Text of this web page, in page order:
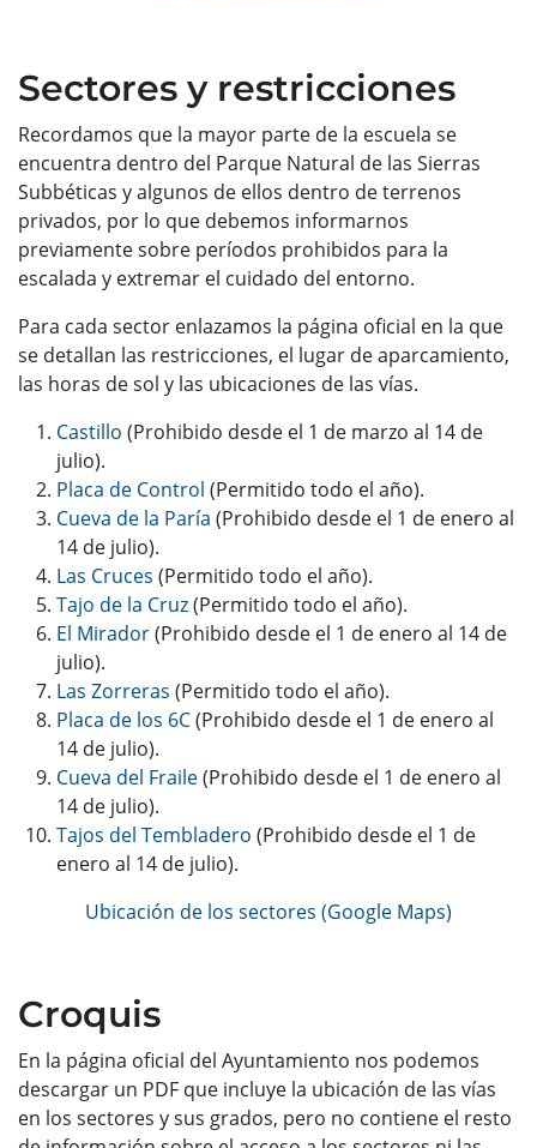
Sectores y restricciones
Recordamos que la mayor parte de la escuela se
encuentra dentro del Parque Natural de las Sierras
Subbéticas y algunos de ellos dentro de terrenos
privados, por lo que debemos informarnos
previamente sobre períodos prohibidos para la
escalada y extremar el cuidado del entorno.
Para cada sector enlazamos la página oficial en la que
se detallan las restricciones, el lugar de aparcamiento,
las horas de sol y las ubicaciones de las vías.
Castillo (Prohibido desde el 1 de marzo al 14 de
julio).
Placa de Control (Permitido todo el año).
Cueva de la Paría (Prohibido desde el 1 de enero al
14 de julio).
Las Cruces (Permitido todo el año).
Tajo de la Cruz(Permitido todo el año).
El Mirador(Prohibido desde el 1 de enero al 14 de
julio).
Las Zorreras (Permitido todo el año).
Placa de los 6C(Prohibido desde el 1 de enero al
14 de julio).
Cueva del Fraile(Prohibido desde el 1 de enero al
14 de julio).
Tajos del Tembladero (Prohibido desde el 1 de
enero al 14 de julio).
Ubicación de los sectores (Google Maps)
Croquis
En la página oficial del Ayuntamiento nos podemos
descargar un PDF que incluye la ubicación de las vías
en los sectores y sus grados, pero no contiene el resto